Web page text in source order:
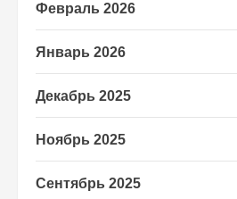
Февраль 2026
Январь 2026
Декабрь 2025
Ноябрь 2025
Сентябрь 2025